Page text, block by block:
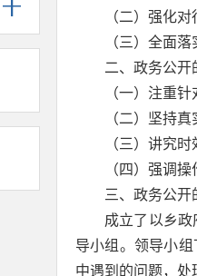
（二）强化
（三）全面
二、政务公开
（一）注重
（二）坚持
（三）讲究
（四）强调
三、政务公开
成立了以乡
导小组。领导小
中遇到的问题，